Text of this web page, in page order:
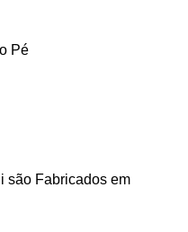
Pé
são Fabricados em